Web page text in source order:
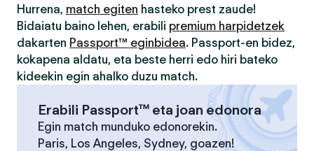
Hurrena, match egiten hasteko prest zaude!
Bidaiatu baino lehen, erabili premium harpidetzek
dakarten Passport™ eginbidea. Passport-en bidez,
kokapena aldatu, eta beste herri edo hiri bateko
kideekin egin ahalko duzu match.
Erabili Passport™ eta joan edonora
Egin match munduko edonorekin.
Paris, Los Angeles, Sydney, goazen!